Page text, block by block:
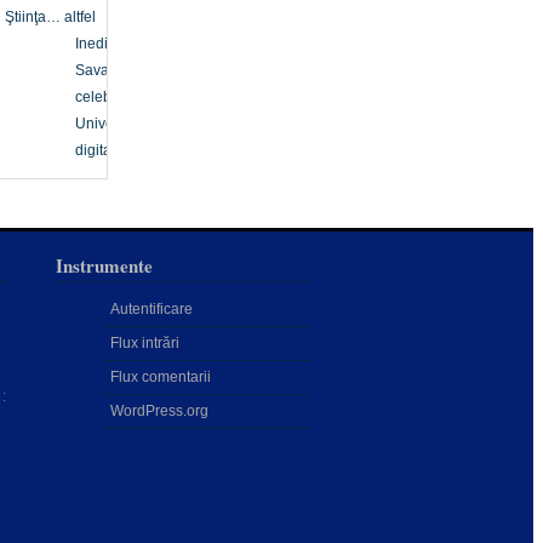
Ştiinţa… altfel
Inedit
Savanți
celebri
Univers
digital
:
Instrumente
Autentificare
Flux intrări
Flux comentarii
WordPress.org